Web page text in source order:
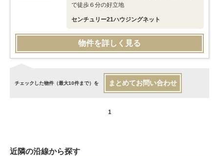
で徒歩６分の好立地
センチュリー21ハウジングネット
物件を詳しく見る
チェックした物件（最大10件まで）を まとめてお問い合わせ
1
近隣の沿線から探す